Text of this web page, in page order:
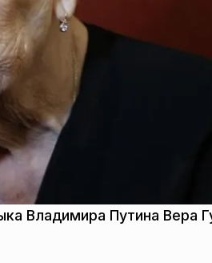
Владимира Путина Вера